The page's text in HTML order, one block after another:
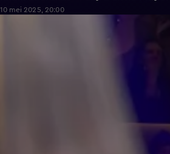
10 mei 2025, 20:00